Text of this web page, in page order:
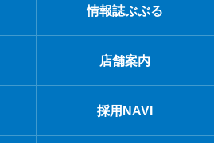
情報誌ぶぶる
店舗案内
採用NAVI